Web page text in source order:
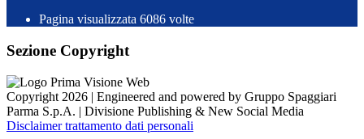
Pagina visualizzata 6086 volte
Sezione Copyright
Copyright 2026 | Engineered and powered by Gruppo Spaggiari
Parma S.p.A. | Divisione Publishing & New Social Media
Disclaimer trattamento dati personali